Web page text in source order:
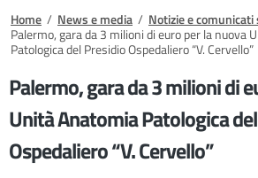
Briciole di pane
Home / News e media / Notizie e
Palermo, gara da 3 milioni di euro per la nuova
Patologica del Presidio Ospedaliero “V. Cervello”
Palermo, gara da 3 milioni di
Unità Anatomia Patologica
Ospedaliero “V. Cervello”